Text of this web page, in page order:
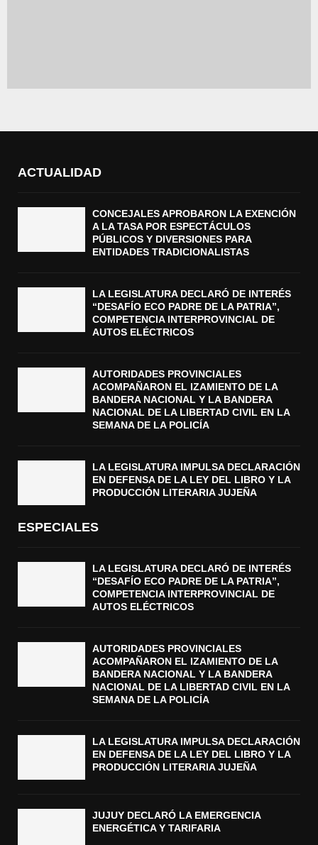
ACTUALIDAD
CONCEJALES APROBARON LA EXENCIÓN
A LA TASA POR ESPECTÁCULOS
PÚBLICOS Y DIVERSIONES PARA
ENTIDADES TRADICIONALISTAS
LA LEGISLATURA DECLARÓ DE INTERÉS
“DESAFÍO ECO PADRE DE LA PATRIA”,
COMPETENCIA INTERPROVINCIAL DE
AUTOS ELÉCTRICOS
AUTORIDADES PROVINCIALES
ACOMPAÑARON EL IZAMIENTO DE LA
BANDERA NACIONAL Y LA BANDERA
NACIONAL DE LA LIBERTAD CIVIL EN LA
SEMANA DE LA POLICÍA
LA LEGISLATURA IMPULSA DECLARACIÓN
EN DEFENSA DE LA LEY DEL LIBRO Y LA
PRODUCCIÓN LITERARIA JUJEÑA
ESPECIALES
LA LEGISLATURA DECLARÓ DE INTERÉS
“DESAFÍO ECO PADRE DE LA PATRIA”,
COMPETENCIA INTERPROVINCIAL DE
AUTOS ELÉCTRICOS
AUTORIDADES PROVINCIALES
ACOMPAÑARON EL IZAMIENTO DE LA
BANDERA NACIONAL Y LA BANDERA
NACIONAL DE LA LIBERTAD CIVIL EN LA
SEMANA DE LA POLICÍA
LA LEGISLATURA IMPULSA DECLARACIÓN
EN DEFENSA DE LA LEY DEL LIBRO Y LA
PRODUCCIÓN LITERARIA JUJEÑA
JUJUY DECLARÓ LA EMERGENCIA
ENERGÉTICA Y TARIFARIA